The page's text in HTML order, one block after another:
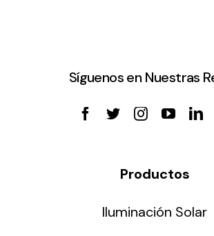
Síguenos en Nuestras
Productos
Iluminación Solar